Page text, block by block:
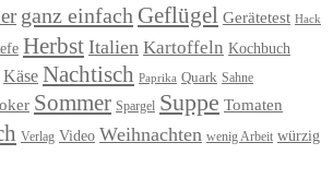
ganz einfach Geflügel Gerätetest Hack
Herbst Italien Kartoffeln Kochbuch
Käse Nachtisch Paprika Quark Sahne
Sommer Spargel Suppe Tomaten
Verlag Video Weihnachten wenig Arbeit würzig